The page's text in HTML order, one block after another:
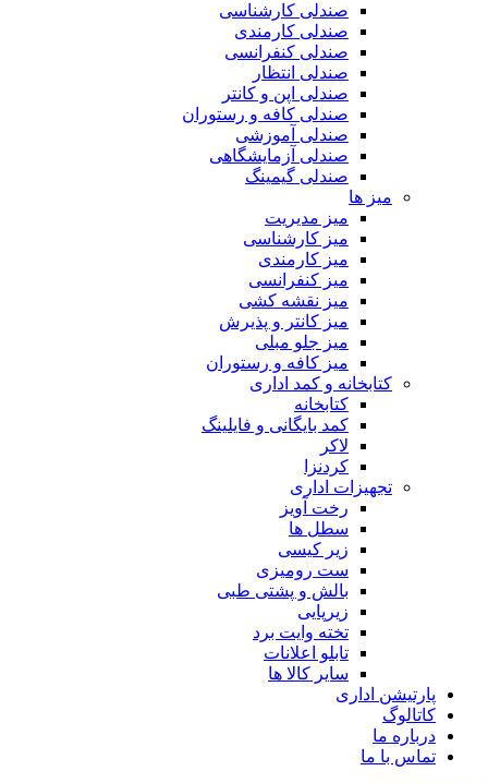
صندلی کارشناسی
صندلی کارمندی
صندلی کنفرانسی
صندلی انتظار
صندلی اپن و کانتر
صندلی کافه و رستوران
صندلی آموزشی
صندلی آزمایشگاهی
صندلی گیمینگ
میز ها
میز مدیریت
میز کارشناسی
میز کارمندی
میز کنفرانسی
میز نقشه کشی
میز کانتر و پذیرش
میز جلو مبلی
میز کافه و رستوران
کتابخانه و کمد اداری
کتابخانه
کمد بایگانی و فایلینگ
لاکر
کردنزا
تجهیزات اداری
رخت آویز
سطل ها
زیر کیسی
ست رومیزی
بالش و پشتی طبی
زیرپایی
تخته وایت برد
تابلو اعلانات
سایر کالا ها
پارتیشن اداری
کاتالوگ
درباره ما
تماس با ما